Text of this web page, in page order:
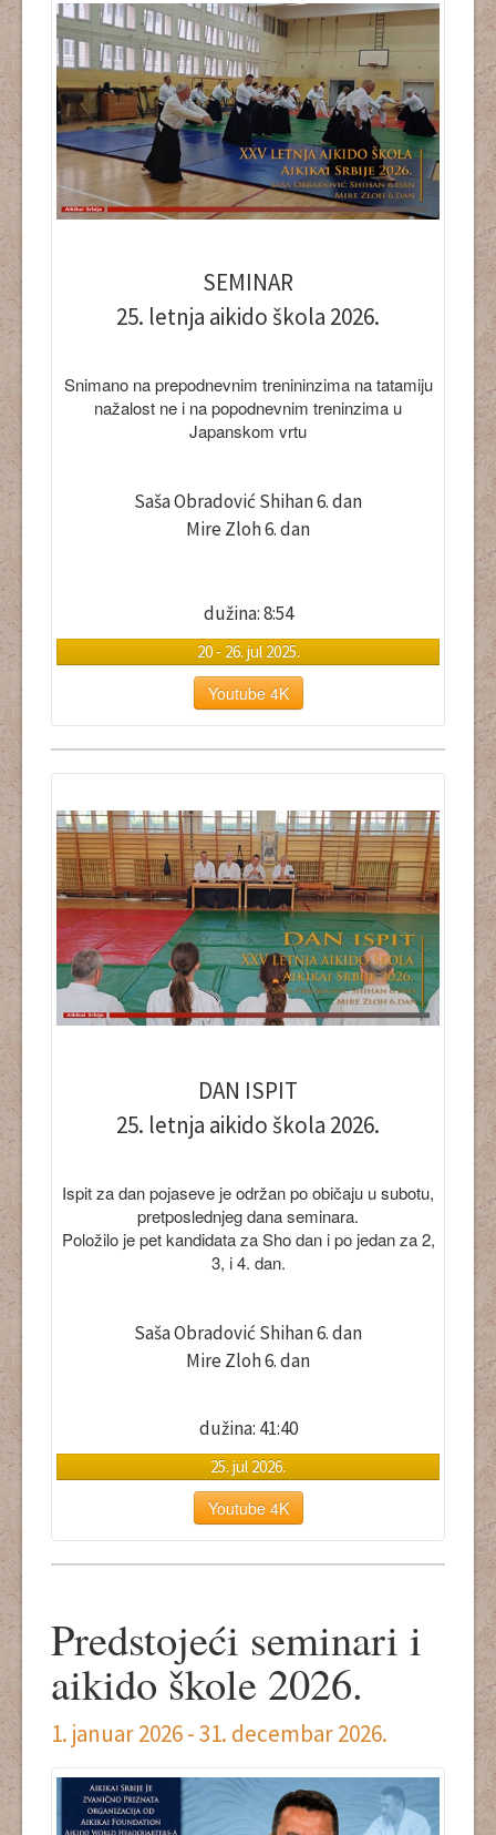
SEMINAR
25. letnja aikido škola 2026.
Snimano na prepodnevnim trenininzima na tatamiju
nažalost ne i na popodnevnim treninzima u
Japanskom vrtu
Saša Obradović Shihan 6. dan
Mire Zloh 6. dan
dužina: 8:54
20 - 26. jul 2025.
Youtube 4K
DAN ISPIT
25. letnja aikido škola 2026.
Ispit za dan pojaseve je održan po običaju u subotu,
pretposlednjeg dana seminara.
Položilo je pet kandidata za Sho dan i po jedan za 2,
3, i 4. dan.
Saša Obradović Shihan 6. dan
Mire Zloh 6. dan
dužina: 41:40
25. jul 2026.
Youtube 4K
Predstojeći seminari i
aikido škole 2026.
1. januar 2026 - 31. decembar 2026.